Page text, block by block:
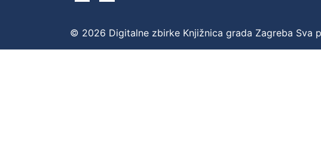
© 2026 Digitalne zbirke Knjižnica grada Zagreba Sva